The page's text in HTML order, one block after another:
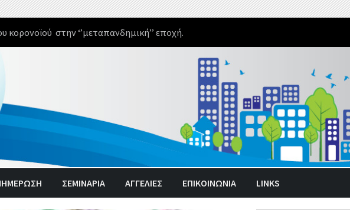
στην ‘’μεταπανδημική’’ εποχή.
ΣΕΜΙΝΑΡΙΑ ΑΓΓΕΛΊΕΣ ΕΠΙΚΟΙΝΩΝΙΑ LINKS